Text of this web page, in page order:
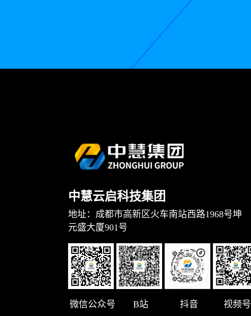
中慧云启科技集团
地址：成都市高新区火车南站西路1968号坤
元盛大厦901号
微信公众号 B站 抖音 视频号